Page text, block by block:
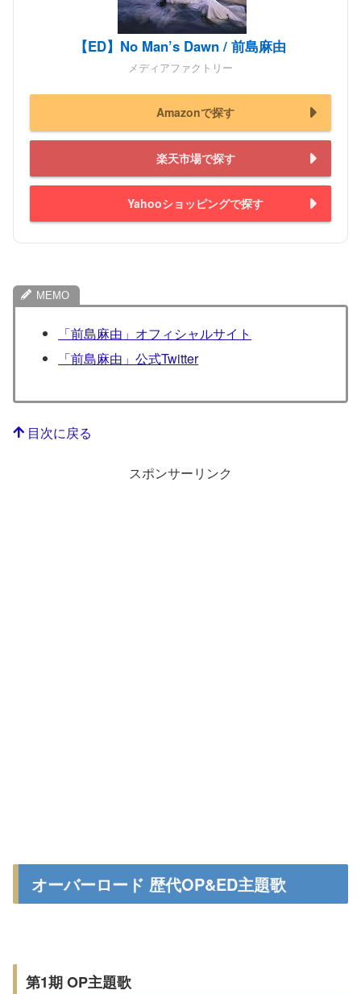
【ED】No Man’s Dawn / 前島麻由
メディアファクトリー
Amazonで探す
楽天市場で探す
Yahooショッピングで探す
「前島麻由」オフィシャルサイト
「前島麻由」公式Twitter
目次に戻る
スポンサーリンク
オーバーロード 歴代OP&ED主題歌
第1期 OP主題歌